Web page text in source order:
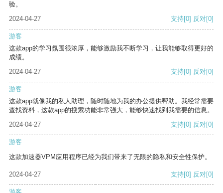
验。
2024-04-27
支持[0] 反对[0]
游客
这款app的学习氛围很浓厚，能够激励我不断学习，让我能够取得更好的
成绩。
2024-04-27
支持[0] 反对[0]
游客
这款app就像我的私人助理，随时随地为我的办公提供帮助。我经常需要
查找资料，这款app的搜索功能非常强大，能够快速找到我需要的信息。
2024-04-27
支持[0] 反对[0]
游客
这款加速器VPM应用程序已经为我们带来了无限的隐私和安全性保护。
2024-04-27 支持[0] 反对[0]